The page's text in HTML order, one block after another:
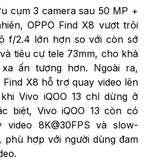
cụm 3 camera sau 50 MP +
OPPO Find X8 vượt trội
f/2.4 lớn hơn so với còn sớ
tiêu cự tele 73mm, cho khả
ấn tượng hơn. Ngoài ra,
Find X8 hỗ trợ quay video lên
Vivo iQOO 13 chỉ dừng ở
biệt, Vivo iQOO 13 còn có
8K@30FPS và slow-
phù hợp với người dùng đam